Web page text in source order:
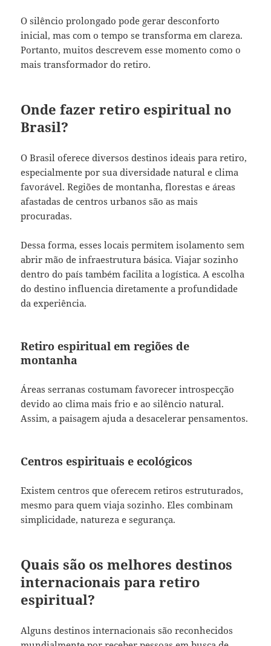
O silêncio prolongado pode gerar desconforto
inicial, mas com o tempo se transforma em clareza.
Portanto, muitos descrevem esse momento como o
mais transformador do retiro.
Onde fazer retiro espiritual no
Brasil?
O Brasil oferece diversos destinos ideais para retiro,
especialmente por sua diversidade natural e clima
favorável. Regiões de montanha, florestas e áreas
afastadas de centros urbanos são as mais
procuradas.
Dessa forma, esses locais permitem isolamento sem
abrir mão de infraestrutura básica. Viajar sozinho
dentro do país também facilita a logística. A escolha
do destino influencia diretamente a profundidade
da experiência.
Retiro espiritual em regiões de
montanha
Áreas serranas costumam favorecer introspecção
devido ao clima mais frio e ao silêncio natural.
Assim, a paisagem ajuda a desacelerar pensamentos.
Centros espirituais e ecológicos
Existem centros que oferecem retiros estruturados,
mesmo para quem viaja sozinho. Eles combinam
simplicidade, natureza e segurança.
Quais são os melhores destinos
internacionais para retiro
espiritual?
Alguns destinos internacionais são reconhecidos